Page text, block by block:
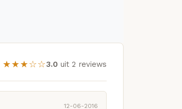
★★★☆☆3.0 uit 2 reviews
12-06-2016